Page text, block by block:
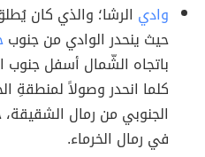
وادي الرشا؛ والذي كان
حيث ينحدر الوادي من جنوب
باتجاه الشّمال أسفل جنوب
كلما انحدر وصولاً لمنطقةِ
الجنوبي من رمال
في رمال الخرماء.